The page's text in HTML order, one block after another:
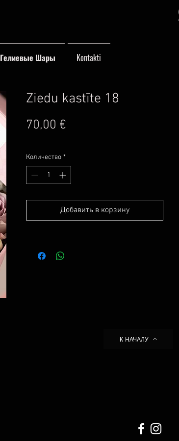
Гелиевые Шары Kontakti
Ziedu kastīte 18
70,00 €
Количество *
Добавить в корзину
К НАЧАЛУ